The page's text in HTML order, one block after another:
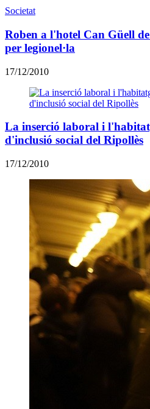
Societat
Roben a l'hotel Can Güell
per legionel·la
17/12/2010
La inserció laboral i
d'inclusió social del Ripollès
17/12/2010